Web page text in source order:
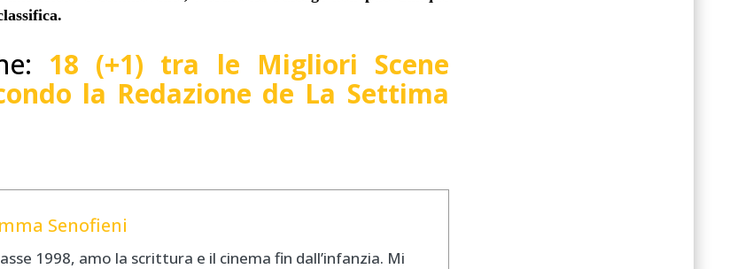
18 (+1) tra le Migliori Scene
la Redazione de La Settima
Senofieni
1998, amo la scrittura e il cinema fin dall’infanzia. Mi